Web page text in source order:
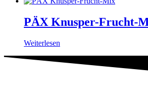
PÄX Knusper-Frucht-
Weiterlesen